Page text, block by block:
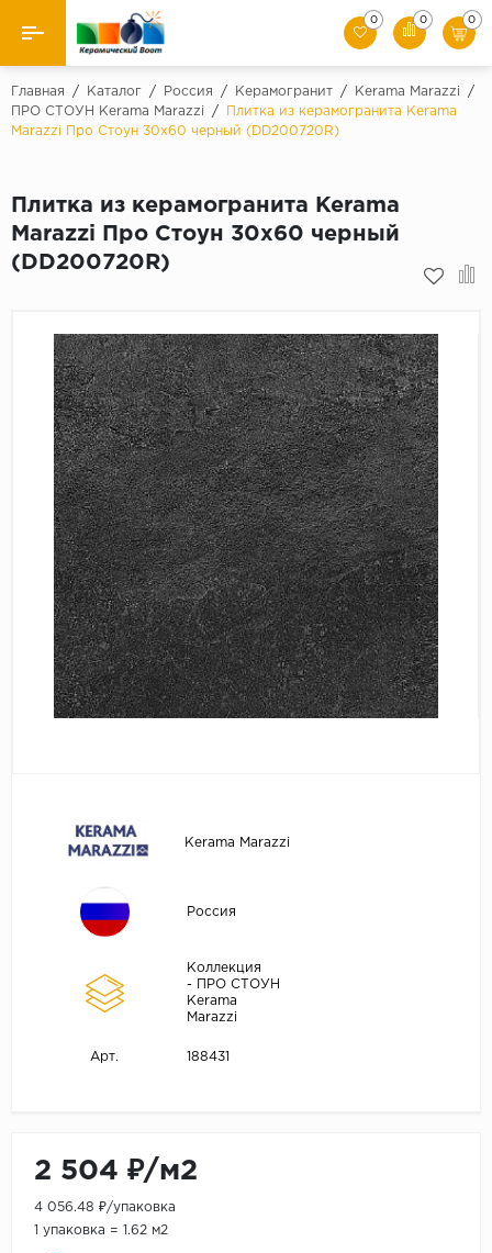
Назад
Производители
Керамогранит
Искусственный камень
Клинкер
0 0 0
Главная / Каталог / Россия / Керамогранит / Kerama Marazzi
/
ПРО СТОУН Kerama Marazzi
/
Плитка из керамогранита Kerama
Marazzi Про Стоун 30х60 черный (DD200720R)
Плитка из керамогранита Kerama
Marazzi Про Стоун 30х60 черный
(DD200720R)
Kerama Marazzi
Россия
Коллекция
- ПРО СТОУН
Kerama
Marazzi
Арт. 188431
2 504 ₽/м2
4 056.48 ₽/упаковка
1 упаковка = 1.62 м2